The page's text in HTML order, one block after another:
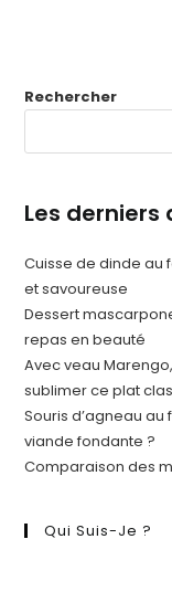
Rechercher
Les derniers
Cuisse de dinde au
et savoureuse
Dessert
repas en beauté
Avec veau
sublimer ce plat
Souris d’agneau
viande fondante ?
Comparaison des
Qui Suis-Je ?